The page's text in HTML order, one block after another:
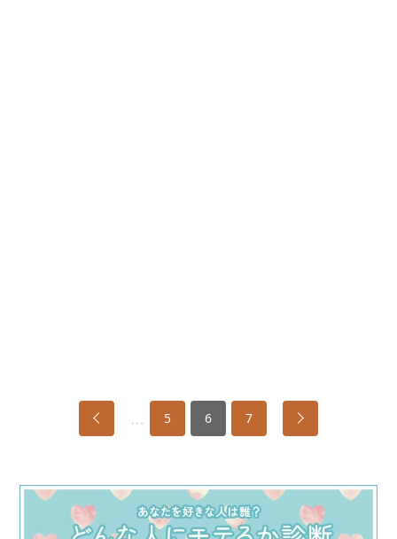
… 5 6 7